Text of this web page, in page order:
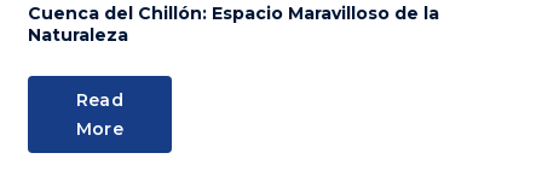
Cuenca del Chillón: Espacio Maravilloso de la
Naturaleza
Read
More